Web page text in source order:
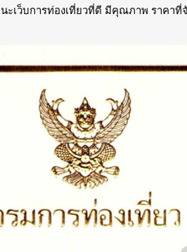
นะเว็บการท่องเที่ยวที่ดี มีคุณภาพ ราค